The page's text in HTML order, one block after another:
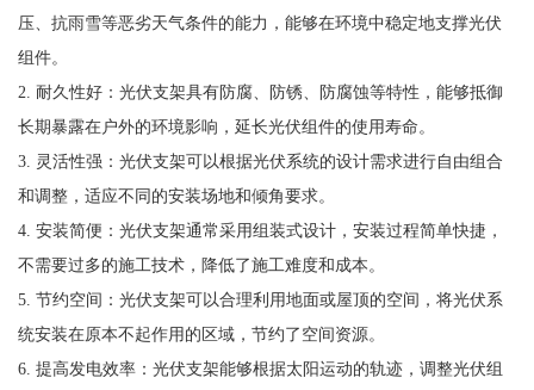
压、抗雨雪等恶劣天气条件的能力，能够在环境中稳定地支撑光伏
组件。
2. 耐久性好：光伏支架具有防腐、防锈、防腐蚀等特性，能够抵御
长期暴露在户外的环境影响，延长光伏组件的使用寿命。
3. 灵活性强：光伏支架可以根据光伏系统的设计需求进行自由组合
和调整，适应不同的安装场地和倾角要求。
4. 安装简便：光伏支架通常采用组装式设计，安装过程简单快捷，
不需要过多的施工技术，降低了施工难度和成本。
5. 节约空间：光伏支架可以合理利用地面或屋顶的空间，将光伏系
统安装在原本不起作用的区域，节约了空间资源。
6. 提高发电效率：光伏支架能够根据太阳运动的轨迹，调整光伏组